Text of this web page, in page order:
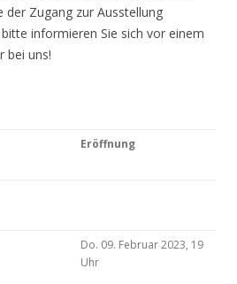
der Zugang zur Ausstellung
informieren Sie sich vor einem
bei uns!
Eröffnung
Do. 09. Februar 2023, 19
Uhr